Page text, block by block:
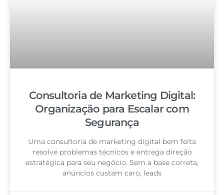
Consultoria de Marketing Digital:
Organização para Escalar com
Segurança
Uma consultoria de marketing digital bem feita
resolve problemas técnicos e entrega direção
estratégica para seu negócio. Sem a base correta,
anúncios custam caro, leads